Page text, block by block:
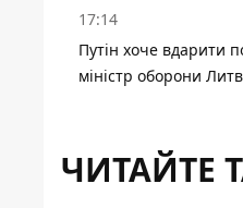
17:14
Путін хоче вдарити
міністр оборони
ЧИТАЙТЕ